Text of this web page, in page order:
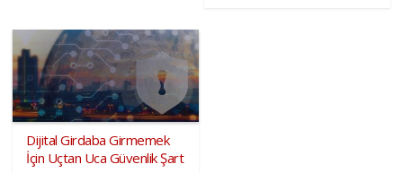
Dijital Girdaba Girmemek
İçin Uçtan Uca Güvenlik Şart